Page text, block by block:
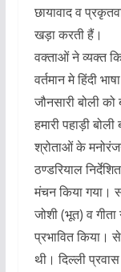
छायावाद व
खड़ा करती हैं।
वक्ताओं ने व्यक्त
वर्तमान मे हिंदी
जौनसारी बोली
हमारी पहाड़ी बोली
श्रोताओं के
ठण्डरियाल
मंचन किया गया।
जोशी (भूत) व
प्रभावित किया।
थी। दिल्ली